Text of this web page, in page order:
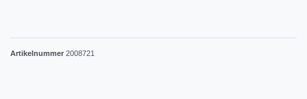
Artikelnummer 2008721